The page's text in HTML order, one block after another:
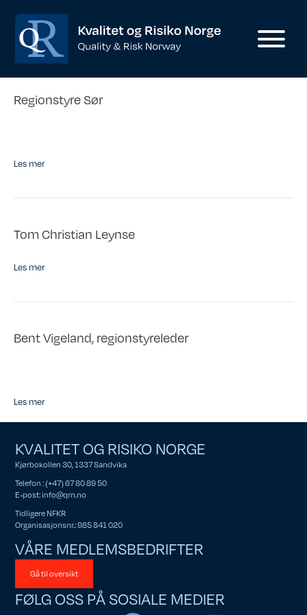
Regionstyre Sør
Les mer
Tom Christian Leynse
Les mer
Bent Vigeland, regionstyreleder
Les mer
KVALITET OG RISIKO NORGE
Kjørbokollen 30, 1337 Sandvika
Telefon : (+47) 67 80 89 50
E-post:info@qrn.no
Tidligere NFKR
Organisasjonsnr.: 985 841 020
VÅRE MEDLEMSBEDRIFTER
Gå til oversikt
FØLG OSS PÅ SOSIALE MEDIER